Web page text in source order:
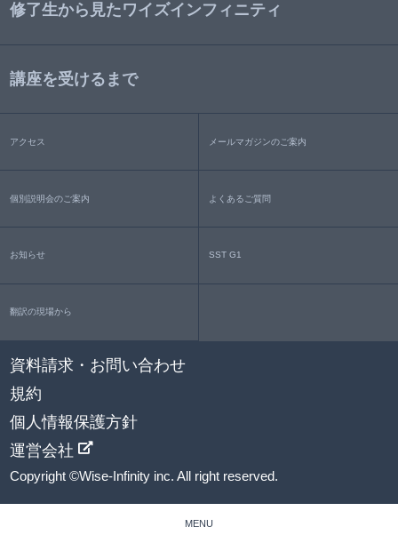
MENU
修了生から見たワイズインフィニティ
講座を受けるまで
アクセス メールマガジンのご案内
個別説明会のご案内 よくあるご質問
お知らせ SST G1
翻訳の現場から
資料請求・お問い合わせ
規約
個人情報保護方針
運営会社
Copyright ©Wise-Infinity inc. All right reserved.